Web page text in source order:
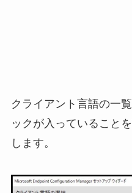
クライアント言語の一
ックが入っていること
します。